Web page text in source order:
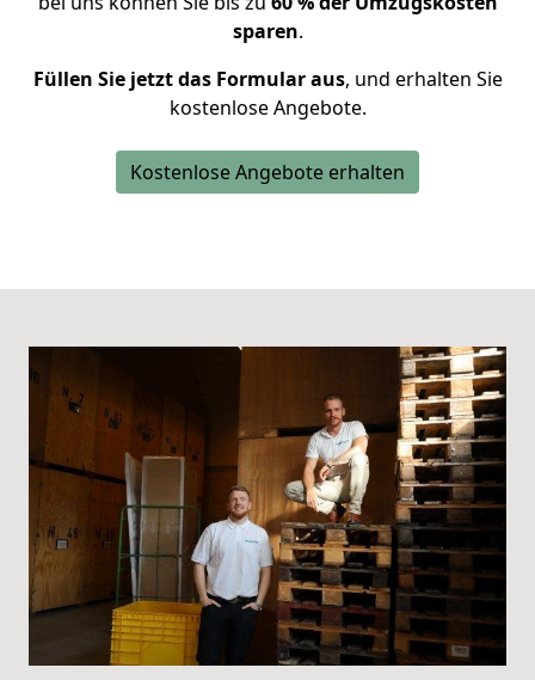
sparen.
Füllen Sie jetzt das Formular aus, und erhalten Sie
kostenlose Angebote.
Kostenlose Angebote erhalten